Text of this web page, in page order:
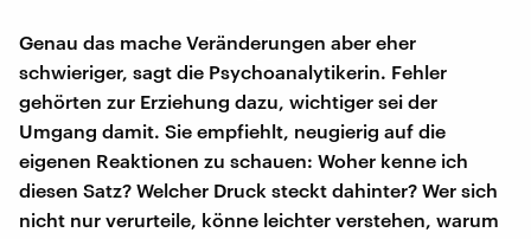
Genau das mache Veränderungen aber eher
schwieriger, sagt die Psychoanalytikerin. Fehler
gehörten zur Erziehung dazu, wichtiger sei der
Umgang damit. Sie empfiehlt, neugierig auf die
eigenen Reaktionen zu schauen: Woher kenne ich
diesen Satz? Welcher Druck steckt dahinter? Wer sich
nicht nur verurteile, könne leichter verstehen, warum